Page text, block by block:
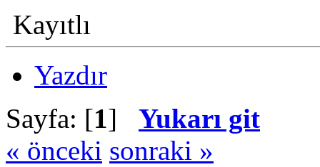
Kayıtlı
Yazdır
Sayfa: [1] Yukarı git
« önceki sonraki »